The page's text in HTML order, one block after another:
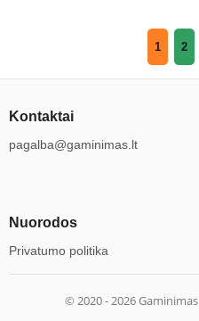
1 2
Kontaktai
pagalba@gaminimas.lt
Nuorodos
Privatumo politika
© 2020 -2026